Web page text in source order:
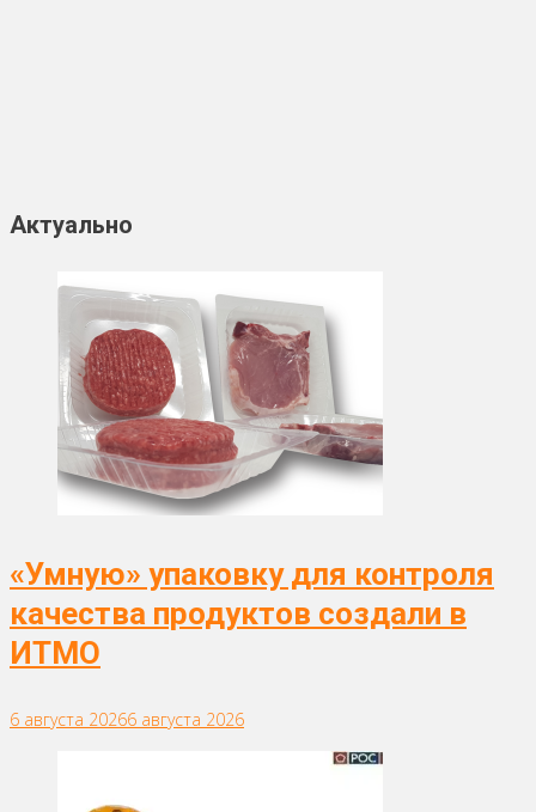
Актуально
«Умную» упаковку для контроля
качества продуктов создали в
ИТМО
6 августа 20266 августа 2026